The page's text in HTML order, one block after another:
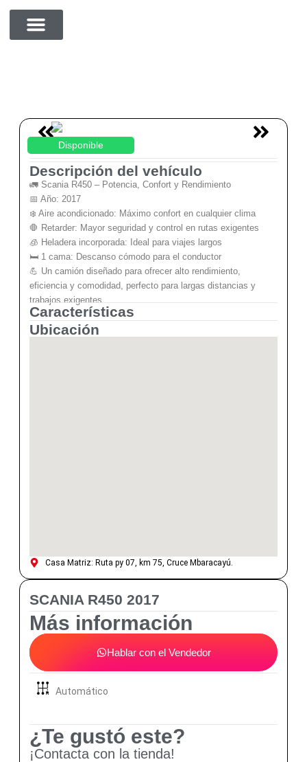
Disponible
Descripción del vehículo
🚛 Scania R450 – Potencia, Confort y Rendimiento
📅 Año: 2017
❄️ Aire acondicionado: Máximo confort en cualquier clima
🛑 Retarder: Mayor seguridad y control en rutas exigentes
🧊 Heladera incorporada: Ideal para viajes largos
🛏️ 1 cama: Descanso cómodo para el conductor
💪 Un camión diseñado para ofrecer alto rendimiento,
eficiencia y comodidad, perfecto para largas distancias y
trabajos exigentes.
Características
Ubicación
Casa Matriz: Ruta py 07, km 75, Cruce Mbaracayú.
SCANIA R450 2017
Más información
Hablar con el Vendedor
Automático
¿Te gustó este?
¡Contacta con la tienda!